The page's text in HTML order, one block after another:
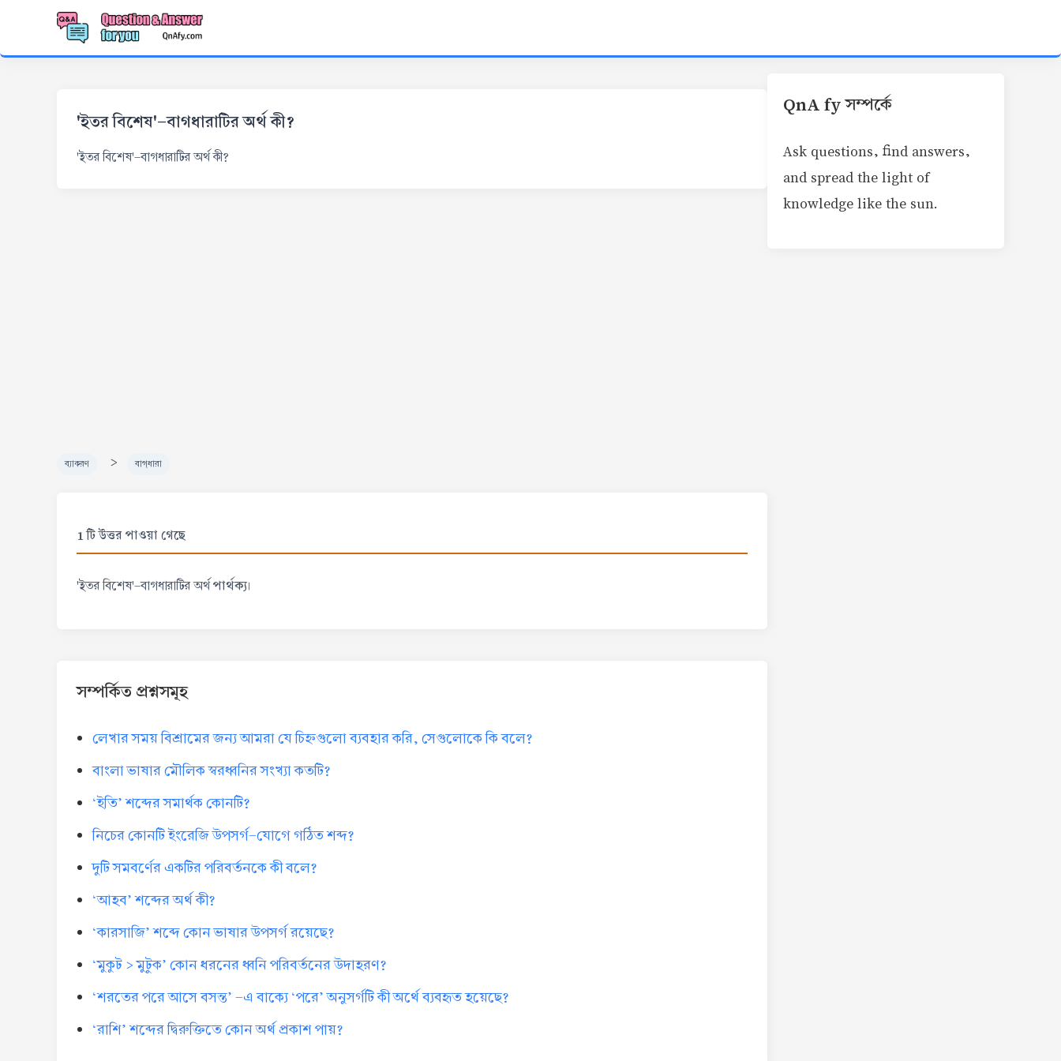
'ইতর বিশেষ'-বাগধারাটির অর্থ কী?
'ইতর বিশেষ'-বাগধারাটির অর্থ কী?
ব্যাকরণ > বাগ্‌ধারা
1 টি উত্তর পাওয়া গেছে
'ইতর বিশেষ'-বাগধারাটির অর্থপার্থক্য।
সম্পর্কিত প্রশ্নসমূহ
লেখার সময় বিশ্রামের জন্য আমরা যে চিহ্নগুলো ব্যবহার করি, সেগুলোকে কি বলে?
বাংলা ভাষার মৌলিক স্বরধ্বনির সংখ্যা কতটি?
‘ইতি’ শব্দের সমার্থক কোনটি?
নিচের কোনটি ইংরেজি উপসর্গ-যোগে গঠিত শব্দ?
দুটি সমবর্ণের একটির পরিবর্তনকে কী বলে?
‘আহব’ শব্দের অর্থ কী?
‘কারসাজি’ শব্দে কোন ভাষার উপসর্গ রয়েছে?
‘মুকুট > মুটুক’ কোন ধরনের ধ্বনি পরিবর্তনের উদাহরণ?
‘শরতের পরে আসে বসন্ত’ -এ বাক্যে ‘পরে’ অনুসর্গটি কী অর্থে ব্যবহৃত হয়েছে?
‘রাশি’ শব্দের দ্বিরুক্তিতে কোন অর্থ প্রকাশ পায়?
QnA fy সম্পর্কে
Ask questions, find answers,
and spread the light of
knowledge like the sun.